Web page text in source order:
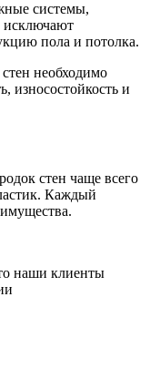
системы,
исключают
пола и потолка.
необходимо
износостойкость и
стен чаще всего
Каждый
наши клиенты